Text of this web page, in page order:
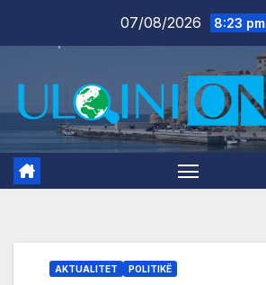
07/08/2026 8:23 pm
AKTUALITET POLITIKË